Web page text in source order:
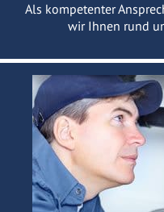
Als kompetenter
wir Ihnen rund